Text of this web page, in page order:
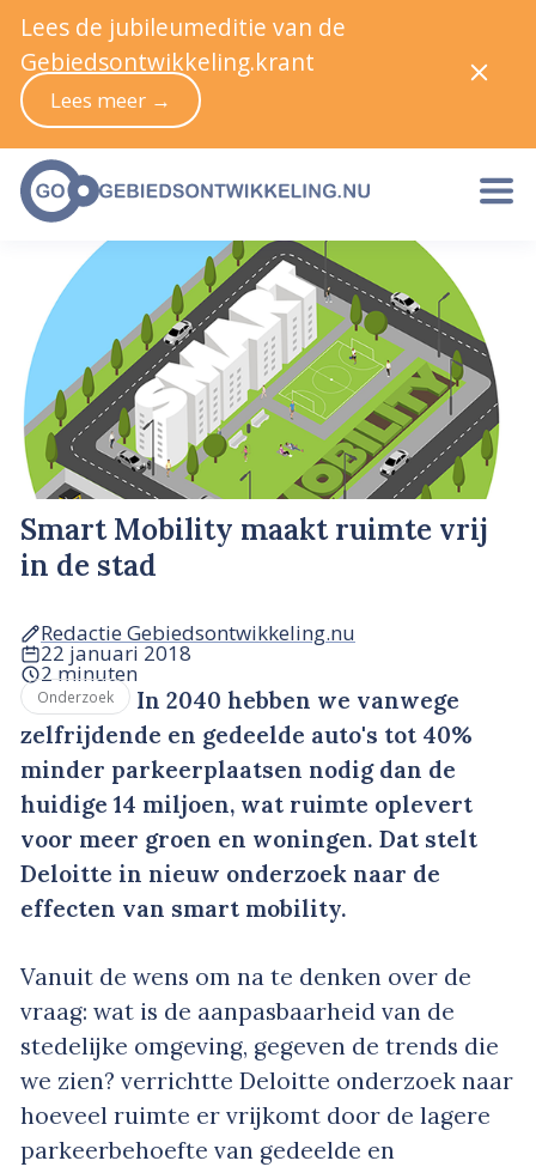
Smart Mobility maakt ruimte vrij
in de stad
Redactie Gebiedsontwikkeling.nu
22 januari 2018
2 minuten
Onderzoek
In 2040 hebben we vanwege
zelfrijdende en gedeelde auto's tot 40%
minder parkeerplaatsen nodig dan de
huidige 14 miljoen, wat ruimte oplevert
voor meer groen en woningen. Dat stelt
Deloitte in nieuw onderzoek naar de
effecten van smart mobility.
Vanuit de wens om na te denken over de
vraag: wat is de aanpasbaarheid van de
stedelijke omgeving, gegeven de trends die
we zien? verrichtte Deloitte onderzoek naar
hoeveel ruimte er vrijkomt door de lagere
parkeerbehoefte van gedeelde en
Lees de jubileumeditie van de
Gebiedsontwikkeling.krant
Lees meer →